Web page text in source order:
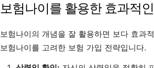
보험나이를 활용한 효과적
보험나이의 개념을 잘 활용하면 보다 효과
보험나이를 고려한 보험 가입 전략입니다.